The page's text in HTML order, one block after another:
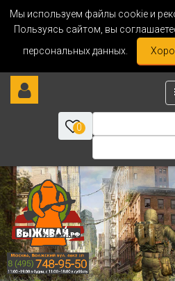
Мы используем файлы cookie и
Пользуясь сайтом, вы
персональных данных.
0